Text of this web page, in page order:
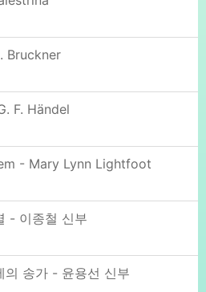
Bruckner
F. Händel
- Mary Lynn Lightfoot
- 이종철 신부
의 송가 - 윤용선 신부